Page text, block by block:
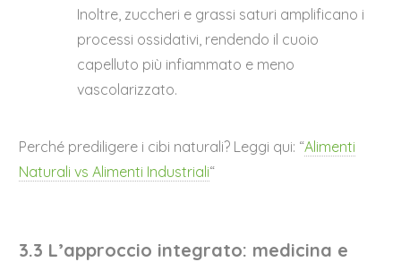
Inoltre, zuccheri e grassi saturi amplificano i
processi ossidativi, rendendo il cuoio
capelluto più infiammato e meno
vascolarizzato.
Perché prediligere i cibi naturali? Leggi qui: “Alimenti
Naturali vs Alimenti Industriali“
3.3 L’approccio integrato: medicina e